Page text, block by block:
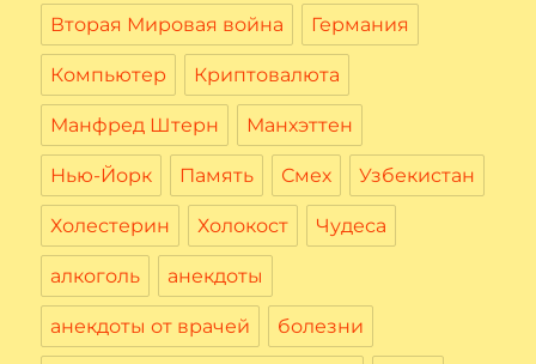
Вторая Мировая война Германия
Компьютер Криптовалюта
Манфред Штерн Манхэттен
Нью-Йорк Память Смех Узбекистан
Холестерин Холокост Чудеса
алкоголь анекдоты
анекдоты от врачей болезни